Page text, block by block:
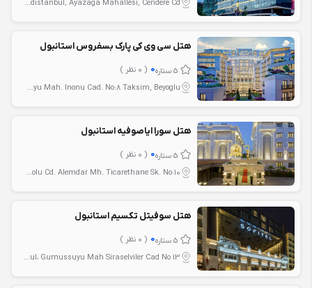
Istanbul، Vadistanbul, Ayazaga Mahallesi, Cendere Cd.
هتل سی وی کی پارک بسفروس استانبول
5 ستاره 0 ( 0 نظر )
Istanbul، Gumussuyu Mah. Inonu Cad. No:8 Taksim, Beyoglu
هتل سورا ایاصوفیه استانبول
5 ستاره 0 ( 0 نظر )
Istanbul، Divanyolu Cd. Alemdar Mh. Ticarethane Sk. No:10
هتل سوفیتل تکسیم استانبول
5 ستاره 0 ( 0 نظر )
Istanbul، Gumussuyu Mah Siraselviler Cad No 13